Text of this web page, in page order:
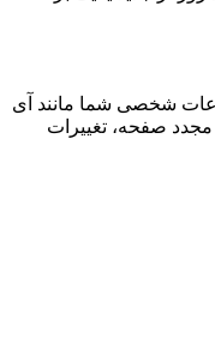
شخصی شما مانند آی
صفحه، تغییرات